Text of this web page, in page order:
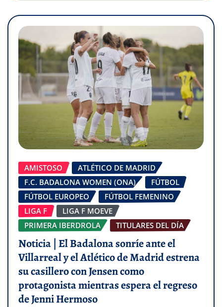
AMISTOSO
ATLÉTICO DE MADRID
F.C. BADALONA WOMEN (ONA)
FÚTBOL
FÚTBOL EUROPEO
FÚTBOL FEMENINO
LIGA F
LIGA F MOEVE
PRIMERA IBERDROLA
TITULARES DEL DÍA
Noticia | El Badalona sonríe ante el
Villarreal y el Atlético de Madrid estrena
su casillero con Jensen como
protagonista mientras espera el regreso
de Jenni Hermoso